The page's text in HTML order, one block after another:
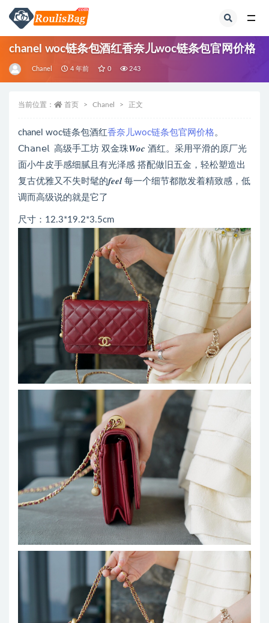
chanel woc链条包酒红香奈儿woc链条包官网价格
Chanel 4 年前 0 243
当前位置： 首页 Chanel 正文
chanel woc链条包酒红香奈儿woc链条包官网价格。
𝖢𝗁𝖺𝗇𝖾𝗅 高级手工坊 双金珠𝑾𝒐𝒄 酒红。采用平滑的原厂光
面小牛皮手感细腻且有光泽感 搭配做旧五金，轻松塑造出
复古优雅又不失时髦的𝒇𝒆𝒆𝒍 每一个细节都散发着精致感，低
调而高级说的就是它了
尺寸：12.3*19.2*3.5cm